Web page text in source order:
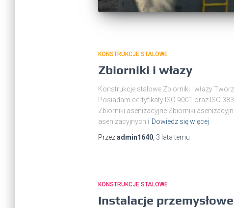
KONSTRUKCJE STALOWE
Zbiorniki i włazy
Konstrukcje stalowe Zbiorniki i włazy
Posiadam certyfikaty ISO 9001 oraz ISO
Zbiorniki asenizacyjne Zbiorniki
asenizacyjnych i Dowiedz się więcej
Przezadmin1640, 3 latatemu
KONSTRUKCJE STALOWE
Instalacje przemysłowe